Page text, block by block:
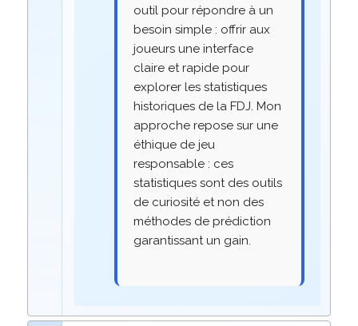
outil pour répondre à un
besoin simple : offrir aux
joueurs une interface
claire et rapide pour
explorer les statistiques
historiques de la FDJ. Mon
approche repose sur une
éthique de jeu
responsable : ces
statistiques sont des outils
de curiosité et non des
méthodes de prédiction
garantissant un gain.